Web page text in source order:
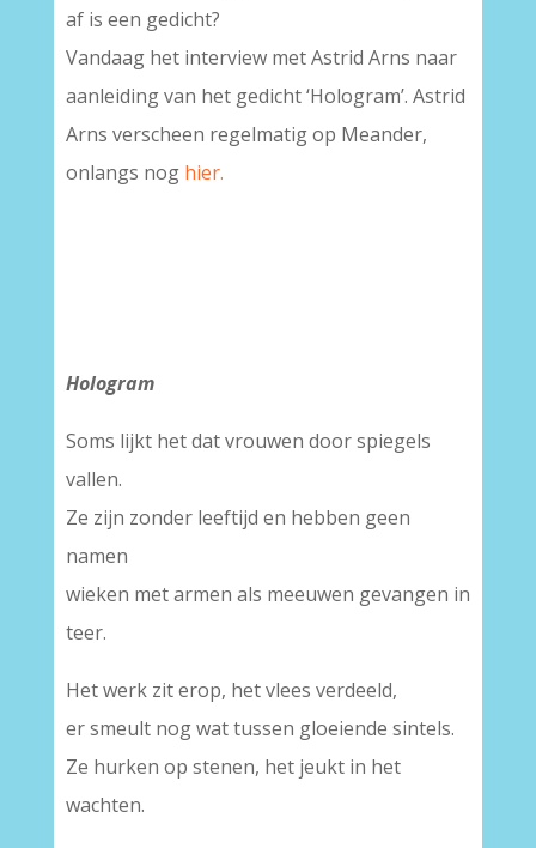
af is een gedicht?
Vandaag het interview met Astrid Arns naar
aanleiding van het gedicht ‘Hologram’. Astrid
Arns verscheen regelmatig op Meander,
onlangs nog hier.
Hologram
Soms lijkt het dat vrouwen door spiegels
vallen.
Ze zijn zonder leeftijd en hebben geen
namen
wieken met armen als meeuwen gevangen in
teer.
Het werk zit erop, het vlees verdeeld,
er smeult nog wat tussen gloeiende sintels.
Ze hurken op stenen, het jeukt in het
wachten.